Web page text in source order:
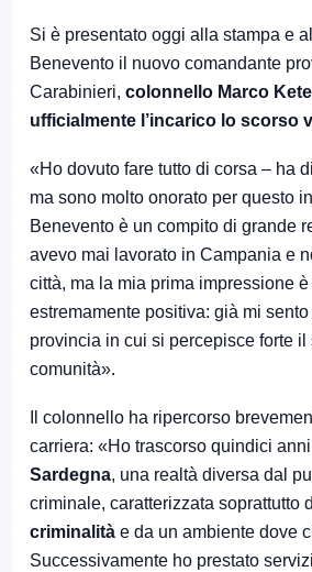
Si è presentato oggi alla stampa e
Benevento il nuovo comandante
Carabinieri, colonnello Marco
ufficialmente l’incarico lo scorso
«Ho dovuto fare tutto di corsa – ha
ma sono molto onorato per questo
Benevento è un compito di grande
avevo mai lavorato in Campania e
città, ma la mia prima impressione è
estremamente positiva: già mi
provincia in cui si percepisce forte il
comunità».
Il colonnello ha ripercorso
carriera: «Ho trascorso quindici
Sardegna, una realtà diversa dal
criminale, caratterizzata soprattutto
criminalità e da un ambiente dove
Successivamente ho prestato